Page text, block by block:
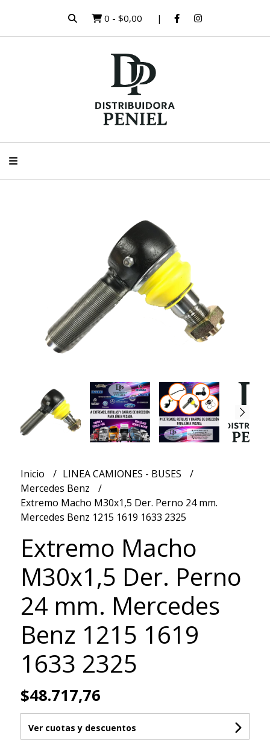
0 - $0,00
Inicio
LINEA CAMIONES - BUSES
Mercedes Benz
Extremo Macho M30x1,5 Der. Perno 24 mm.
Mercedes Benz 1215 1619 1633 2325
Extremo Macho
M30x1,5 Der. Perno
24 mm. Mercedes
Benz 1215 1619
1633 2325
$48.717,76
Ver cuotas y descuentos